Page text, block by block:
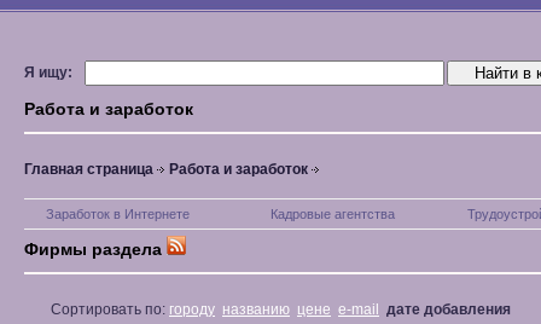
Я ищу:
Работа и заработок
Главная страница Работа и заработок
Заработок в Интернете Кадровые агентства
Фирмы раздела
Сортировать по: городу названию цене e-mail дате добавления